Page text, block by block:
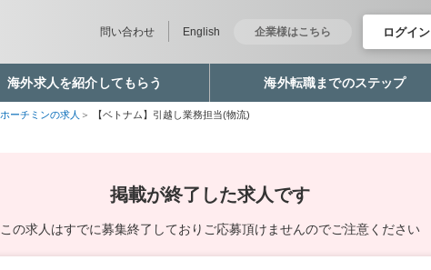
問い合わせ English 企業様はこちら ログイン
海外求人を紹介してもらう 海外転職までのステップ
ホーチミンの求人 【ベトナム】引越し業務担当(物流)
掲載が終了した求人です
この求人はすでに募集終了しており ご応募頂けませんのでご注意ください